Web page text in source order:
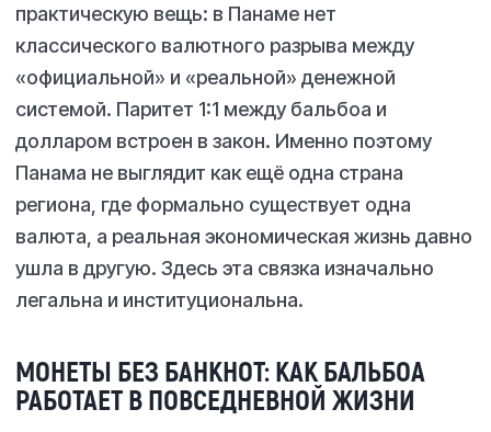
практическую вещь: в Панаме нет
классического валютного разрыва между
«официальной» и «реальной» денежной
системой. Паритет 1:1 между бальбоа и
долларом встроен в закон. Именно поэтому
Панама не выглядит как ещё одна страна
региона, где формально существует одна
валюта, а реальная экономическая жизнь давно
ушла в другую. Здесь эта связка изначально
легальна и институциональна.
МОНЕТЫ БЕЗ БАНКНОТ: КАК БАЛЬБОА
РАБОТАЕТ В ПОВСЕДНЕВНОЙ ЖИЗНИ